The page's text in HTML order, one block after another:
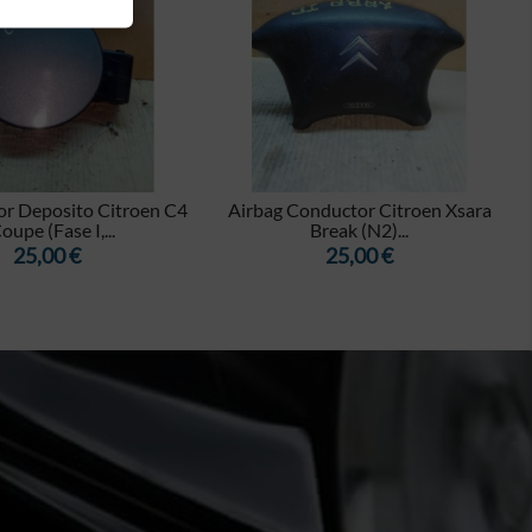
Deposito Citroen C4
(Fase I,...
Precio
25,00 €
Airbag Conductor Citroen Xsara
Break (N2)...
Precio
25,00 €
